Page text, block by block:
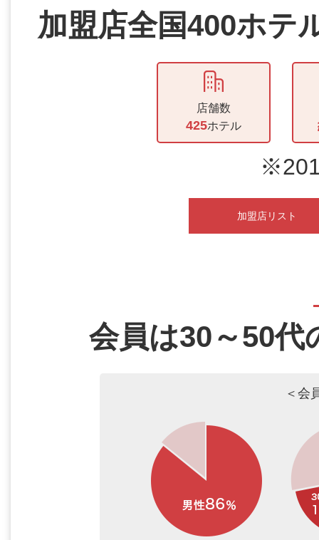
加盟店全国400ホテ
店舗数
425ホテル
加盟店リスト
会員は30～50代
＜会